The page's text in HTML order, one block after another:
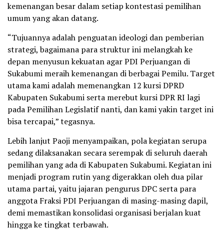
kemenangan besar dalam setiap kontestasi pemilihan
umum yang akan datang.
“Tujuannya adalah penguatan ideologi dan pemberian
strategi, bagaimana para struktur ini melangkah ke
depan menyusun kekuatan agar PDI Perjuangan di
Sukabumi meraih kemenangan di berbagai Pemilu. Target
utama kami adalah memenangkan 12 kursi DPRD
Kabupaten Sukabumi serta merebut kursi DPR RI lagi
pada Pemilihan Legislatif nanti, dan kami yakin target ini
bisa tercapai,” tegasnya.
Lebih lanjut Paoji menyampaikan, pola kegiatan serupa
sedang dilaksanakan secara serempak di seluruh daerah
pemilihan yang ada di Kabupaten Sukabumi. Kegiatan ini
menjadi program rutin yang digerakkan oleh dua pilar
utama partai, yaitu jajaran pengurus DPC serta para
anggota Fraksi PDI Perjuangan di masing-masing dapil,
demi memastikan konsolidasi organisasi berjalan kuat
hingga ke tingkat terbawah.